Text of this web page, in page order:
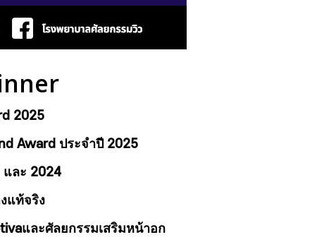
2025
Award ประจำปี 2025
และ 2024
แท้จริง
และศัลยกรรมเสริมหน้าอก